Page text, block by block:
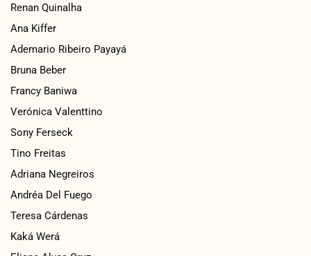
Renan Quinalha
Ana Kiffer
Ademario Ribeiro Payayá
Bruna Beber
Francy Baniwa
Verónica Valenttino
Sony Ferseck
Tino Freitas
Adriana Negreiros
Andréa Del Fuego
Teresa Cárdenas
Kaká Werá